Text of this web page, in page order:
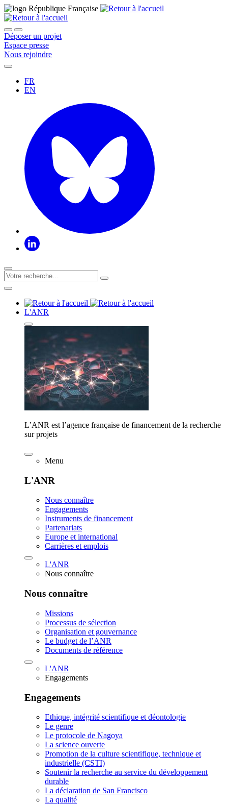
Déposer un projet
Espace presse
Nous rejoindre
FR
EN
L'ANR
L’ANR est l’agence française de financement de la recherche
sur projets
Menu
L'ANR
Nous connaître
Engagements
Instruments de financement
Partenariats
Europe et international
Carrières et emplois
L'ANR
Nous connaître
Nous connaître
Missions
Processus de sélection
Organisation et gouvernance
Le budget de l’ANR
Documents de référence
L'ANR
Engagements
Engagements
Ethique, intégrité scientifique et déontologie
Le genre
Le protocole de Nagoya
La science ouverte
Promotion de la culture scientifique, technique et
industrielle (CSTI)
Soutenir la recherche au service du développement
durable
La déclaration de San Francisco
La qualité